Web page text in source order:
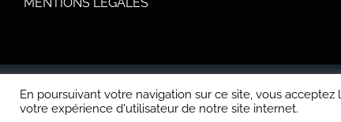
Copyright 2021Mairie de Mirabeautous droits réservés | Produit
En poursuivant votre navigation sur ce site, vous acceptez
votre expérience d'utilisateur de notre site internet.